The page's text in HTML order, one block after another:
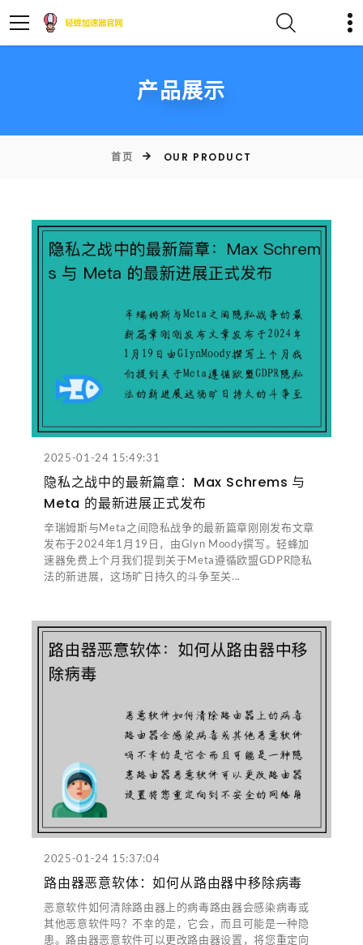
产品展示
首页 OUR PRODUCT
2025-01-24 15:49:31
隐私之战中的最新篇章：Max Schrems 与
Meta 的最新进展正式发布
辛瑞姆斯与Meta之间隐私战争的最新篇章刚刚发布文章
发布于2024年1月19日，由Glyn Moody撰写。轻蜂加
速器免费上个月我们提到关于Meta遵循欧盟GDPR隐私
法的新进展，这场旷日持久的斗争至关...
2025-01-24 15:37:04
路由器恶意软体：如何从路由器中移除病毒
恶意软件如何清除路由器上的病毒路由器会感染病毒或
其他恶意软件吗？不幸的是，它会，而且可能是一种隐
患。路由器恶意软件可以更改路由器设置，将您重定向